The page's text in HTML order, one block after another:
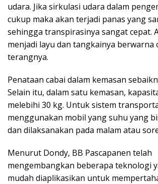
udara. Jika sirkulasi udara dalam
cukup maka akan terjadi panas yang
sehingga transpirasinya sangat cepat.
menjadi layu dan tangkainya berwarna
terangnya.
Penataan cabai dalam kemasan
Selain itu, dalam satu kemasan,
melebihi 30 kg. Untuk sistem
menggunakan mobil yang suhu yang
dan dilaksanakan pada malam atau
Menurut Dondy, BB Pascapanen telah
mengembangkan beberapa teknologi
mudah diaplikasikan untuk